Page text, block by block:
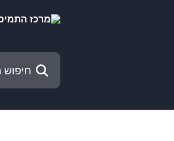
חיפוש מאמרים...